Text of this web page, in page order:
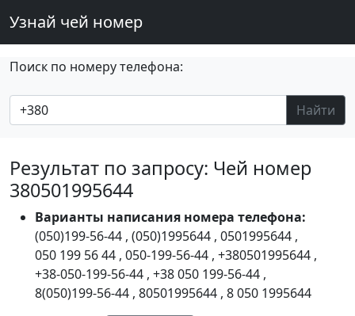
Узнай чей номер
Поиск по номеру телефона:
Найти
Результат по запросу: Чей номер
380501995644
Варианты написания номера телефона:
(050)199-56-44 , (050)1995644 , 0501995644 ,
050 199 56 44 , 050-199-56-44 , +380501995644 ,
+38-050-199-56-44 , +38 050 199-56-44 ,
8(050)199-56-44 , 80501995644 , 8 050 1995644